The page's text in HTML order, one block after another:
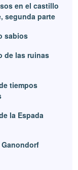
en el castillo
segunda parte
sabios
de las ruinas
tiempos
la Espada
Ganondorf